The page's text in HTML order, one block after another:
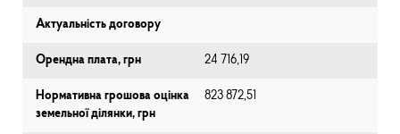
Актуальність договору
Орендна плата, грн 24 716,19
Нормативна грошова оцінка
земельної ділянки, грн
823 872,51